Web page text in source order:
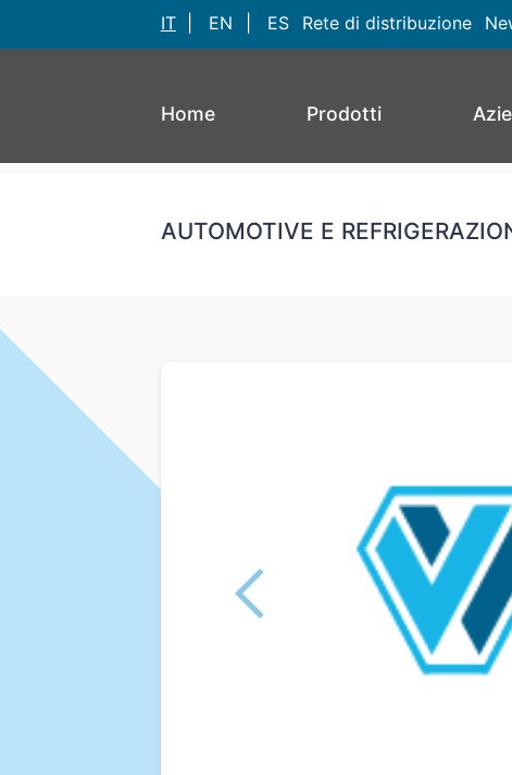
IT EN ES Rete di distribuzione
Home Prodotti
AUTOMOTIVE E